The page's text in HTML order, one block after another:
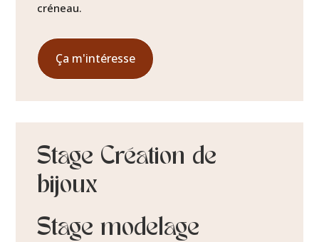
créneau.
Ça m'intéresse
Stage Création de
bijoux
Stage modelage